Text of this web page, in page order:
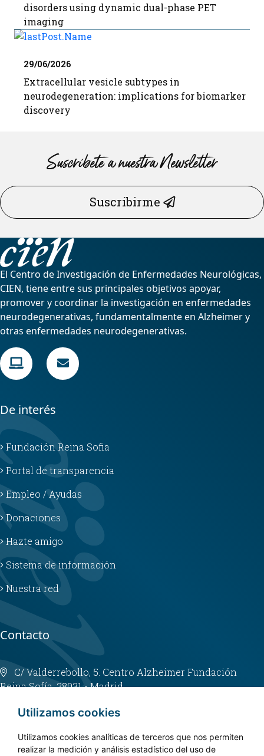
Utilizamos cookies
Utilizamos cookies analíticas de terceros que nos permiten
realizar la medición y análisis estadístico del uso de
disorders using dynamic dual-phase PET
imaging
29/06/2026
Extracellular vesicle subtypes in
neurodegeneration: implications for biomarker
discovery
Suscríbete a nuestra Newsletter
Suscribirme
El Centro de Investigación de Enfermedades Neurológicas,
CIEN, tiene entre sus principales objetivos apoyar,
promover y coordinar la investigación en enfermedades
neurodegenerativas, fundamentalmente en Alzheimer y
otras enfermedades neurodegenerativas.
De interés
Fundación Reina Sofia
Portal de transparencia
Empleo / Ayudas
Donaciones
Hazte amigo
Sistema de información
Nuestra red
Contacto
C/ Valderrebollo, 5. Centro Alzheimer Fundación
Reina Sofía. 28031 - Madrid
info@fundacioncien.es
913 852 200